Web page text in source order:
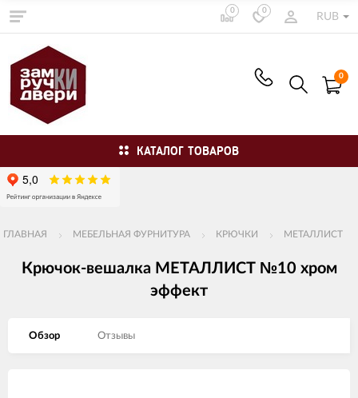
0 0
RUB
0
КАТАЛОГ ТОВАРОВ
ГЛАВНАЯ МЕБЕЛЬНАЯ ФУРНИТУРА КРЮЧКИ МЕТАЛЛИСТ
Крючок-вешалка МЕТАЛЛИСТ №10 хром
эффект
Обзор Отзывы